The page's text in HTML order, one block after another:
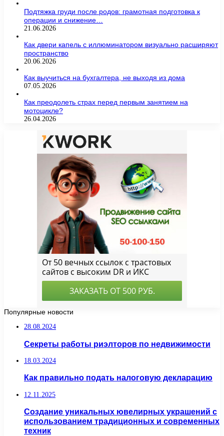
Подтяжка груди после родов: грамотная подготовка к
операции и снижение…
21.06.2026
Как двери капель с иллюминатором визуально расширяют
пространство
20.06.2026
Как выучиться на бухгалтера, не выходя из дома
07.05.2026
Как преодолеть страх перед первым занятием на
мотоцикле?
26.04.2026
Популярные новости
28.08.2024
Секреты работы риэлторов по недвижимости
18.03.2024
Как правильно подать налоговую декларацию
12.11.2025
Создание уникальных ювелирных украшений с
использованием традиционных и современных
техник